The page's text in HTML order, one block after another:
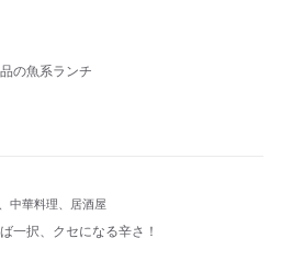
の魚系ランチ
中華料理、居酒屋
一択、クセになる辛さ！